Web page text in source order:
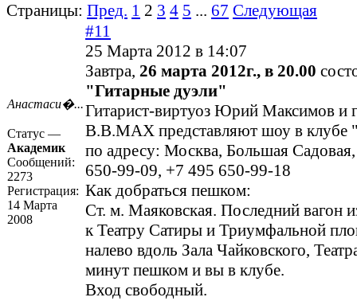
Страницы: Пред. 1 2 3 4 5 ... 67 Следующая
Анастаси�...
Статус —
Академик
Сообщений:
2273
Регистрация:
14 Марта
2008
#11
25 Марта 2012 в 14:07
Завтра, 26 марта 2012г., в 20.00
"Гитарные дуэли"
Гитарист-виртуоз Юрий Максимов и
B.B.MAX представляют шоу в клубе
по адресу: Москва, Большая
650-99-09, +7 495 650-99-18
Как добраться пешком:
Ст. м. Маяковская. Последний вагон
к Театру Сатиры и Триумфальной
налево вдоль Зала Чайковского,
минут пешком и вы в клубе.
Вход свободный.